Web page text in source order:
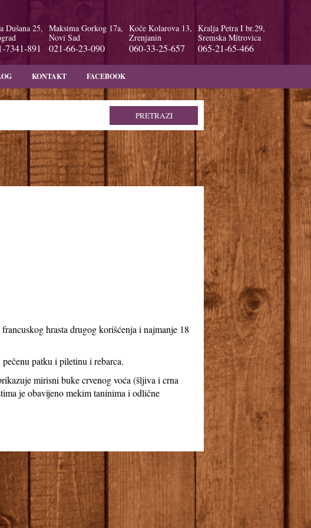
Dušana 25,
7341-891
Maksima Gorkog 17a,
Novi Sad
021-66-23-090
Koče Kolarova 13,
Zrenjanin
060-33-25-657
Kralja Petra I br.29,
Sremska Mitrovica
065-21-65-466
KONTAKT FACEBOOK
hrasta drugog korišćenja i najmanje 18
patku i piletinu i rebarca.
mirisni buke crvenog voća (šljiva i crna
je obavijeno mekim taninima i odlične